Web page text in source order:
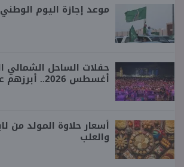
موعد إجازة اليوم الوطني 2026 امتى؟
أغسطس 2026.. أبرزهم عمرو دياب
والعلب